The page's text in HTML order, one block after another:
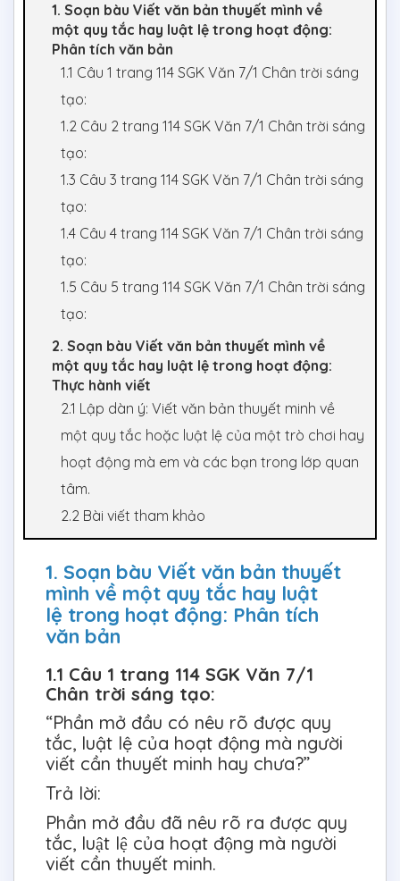
1. Soạn bàu Viết văn bản thuyết mình về
một quy tắc hay luật lệ trong hoạt động:
Phân tích văn bản
1.1 Câu 1 trang 114 SGK Văn 7/1 Chân trời sáng
tạo:
1.2 Câu 2 trang 114 SGK Văn 7/1 Chân trời sáng
tạo:
1.3 Câu 3 trang 114 SGK Văn 7/1 Chân trời sáng
tạo:
1.4 Câu 4 trang 114 SGK Văn 7/1 Chân trời sáng
tạo:
1.5 Câu 5 trang 114 SGK Văn 7/1 Chân trời sáng
tạo:
2. Soạn bàu Viết văn bản thuyết mình về
một quy tắc hay luật lệ trong hoạt động:
Thực hành viết
2.1 Lập dàn ý: Viết văn bản thuyết minh về
một quy tắc hoặc luật lệ của một trò chơi hay
hoạt động mà em và các bạn trong lớp quan
tâm.
2.2 Bài viết tham khảo
1. Soạn bàu Viết văn bản thuyết
mình về một quy tắc hay luật
lệ trong hoạt động: Phân tích
văn bản
1.1 Câu 1 trang 114 SGK Văn 7/1
Chân trời sáng tạo:
“Phần mở đầu có nêu rõ được quy
tắc, luật lệ của hoạt động mà người
viết cần thuyết minh hay chưa?”
Trả lời:
Phần mở đầu đã nêu rõ ra được quy
tắc, luật lệ của hoạt động mà người
viết cần thuyết minh.